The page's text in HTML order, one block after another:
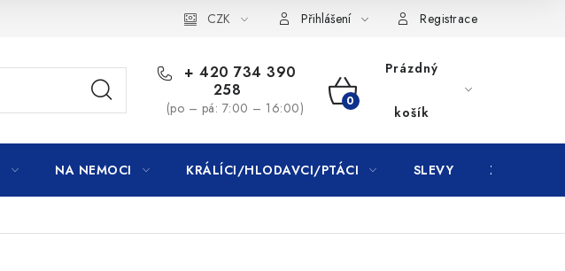
CZK Přihlášení Registrace
+ 420 734 390
258
(po – pá: 7:00 – 16:00)
NÁKUPNÍ
KOŠÍK
Prázdný
košík
NA NEMOCI KRÁLÍCI/HLODAVCI/PTÁCI SLEVY ZNAČKY